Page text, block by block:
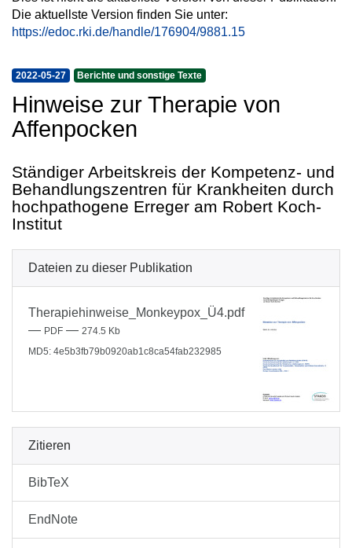
Die aktuellste Version finden Sie unter:
https://edoc.rki.de/handle/176904/9881.15
2022-05-27 Berichte und sonstige Texte
Hinweise zur Therapie von
Affenpocken
Ständiger Arbeitskreis der Kompetenz- und
Behandlungszentren für Krankheiten durch
hochpathogene Erreger am Robert Koch-
Institut
Dateien zu dieser Publikation
Therapiehinweise_Monkeypox_Ü4.pdf
— PDF — 274.5 Kb
MD5: 4e5b3fb79b0920ab1c8ca54fab232985
Zitieren
BibTeX
EndNote